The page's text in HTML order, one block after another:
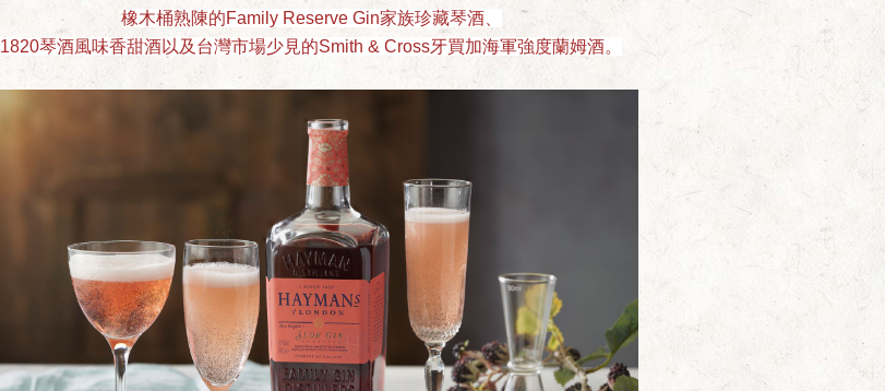
橡木桶熟陳的Family Reserve Gin家族珍藏琴酒、
1820琴酒風味香甜酒以及台灣市場少見的Smith & Cross牙買加海軍強度蘭姆酒。